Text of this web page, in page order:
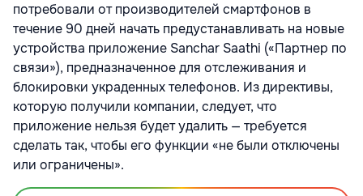
потребовали от производителей смартфонов в
течение 90 дней начать предустанавливать на новые
устройства приложение Sanchar Saathi («Партнер по
связи»), предназначенное для отслеживания и
блокировки украденных телефонов. Из директивы,
которую получили компании, следует, что
приложение нельзя будет удалить — требуется
сделать так, чтобы его функции «не были отключены
или ограничены».